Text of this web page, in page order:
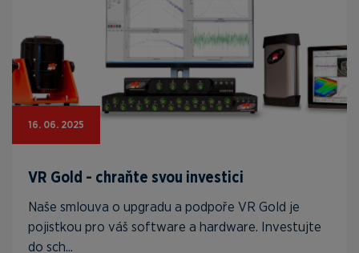
16. 06. 2025
VR Gold - chraňte svou investici
Naše smlouva o upgradu a podpoře VR Gold je
pojistkou pro váš software a hardware. Investujte
do sch...